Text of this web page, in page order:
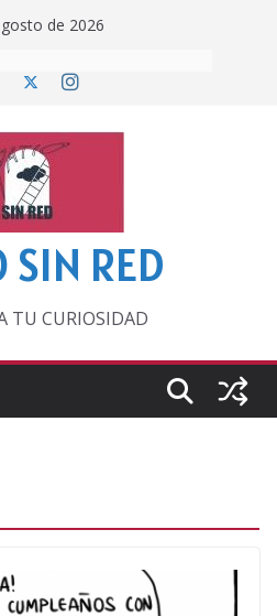
de 2026
entonces…
infinita’ de recomendar
SIN RED
TU CURIOSIDAD